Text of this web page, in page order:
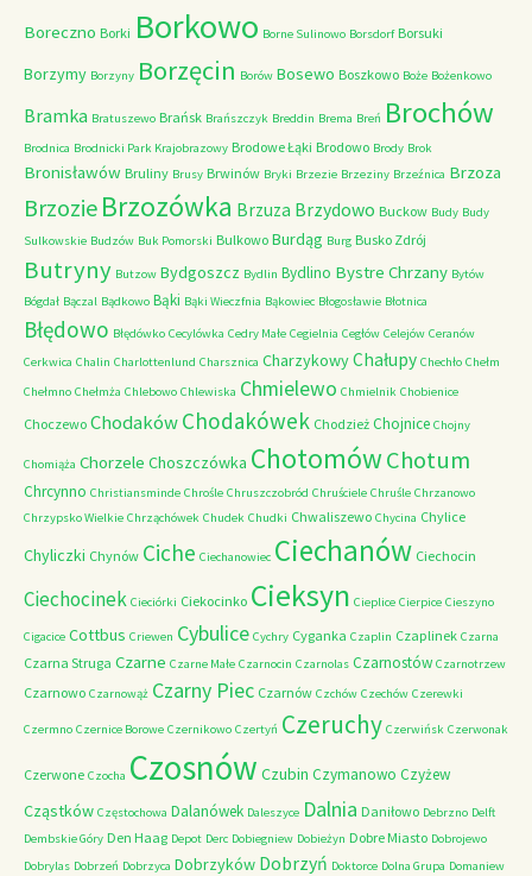
Boreczno Borki Borkowo Borne Sulinowo Borsdorf Borsuki
Borzymy Borzyny Borzęcin Borów Bosewo Boszkowo Boże Bożenkowo
Bramka Bratuszewo Brańsk Brańszczyk Breddin Brema Breń Brochów
Brodnica Brodnicki Park Krajobrazowy Brodowe Łąki Brodowo Brody Brok
Bronisławów Bruliny Brusy Brwinów Bryki Brzezie Brzeziny Brzeźnica Brzoza
Brzozie Brzozówka Brzuza Brzydowo Buckow Budy Budy
Sulkowskie Budzów Buk Pomorski Bulkowo Burdąg Burg Busko Zdrój
Butryny Butzow Bydgoszcz Bydlin Bydlino Bystre Chrzany Bytów
Bógdał Bączal Bądkowo Bąki Bąki Wieczfnia Bąkowiec Błogosławie Błotnica
Błędowo Błędówko Cecylówka Cedry Małe Cegielnia Cegłów Celejów Ceranów
Cerkwica Chalin Charlottenlund Charsznica CharzykowyChałupy Chechło Chełm
Chełmno Chełmża Chlebowo Chlewiska Chmielewo Chmielnik Chobienice
Choczewo ChodakówChodakówek Chodzież Chojnice Chojny
Chomiąża Chorzele Choszczówka ChotomówChotum
Chrcynno Christiansminde Chrośle Chruszczobród Chruściele Chruśle Chrzanowo
Chrzypsko Wielkie Chrząchówek Chudek Chudki Chwaliszewo Chycina Chylice
Chyliczki Chynów Ciche Ciechanowiec Ciechanów Ciechocin
Ciechocinek Cieciórki Ciekocinko Cieksyn Cieplice Cierpice Cieszyno
Cigacice Cottbus Criewen Cybulice Cychry Cyganka Czaplin Czaplinek Czarna
Czarna Struga Czarne Czarne Małe Czarnocin Czarnolas Czarnostów Czarnotrzew
Czarnowo Czarnowąż Czarny Piec Czarnów Czchów Czechów Czerewki
Czermno Czernice Borowe Czernikowo Czertyń Czeruchy Czerwińsk Czerwonak
Czerwone Czocha Czosnów Czubin Czymanowo Czyżew
Cząstków Częstochowa Dalanówek Daleszyce Dalnia Daniłowo Debrzno Delft
Dembskie Góry Den Haag Depot Derc Dobiegniew Dobieżyn Dobre Miasto Dobrojewo
Dobrylas Dobrzeń Dobrzyca Dobrzyków Dobrzyń Doktorce Dolna Grupa Domaniew